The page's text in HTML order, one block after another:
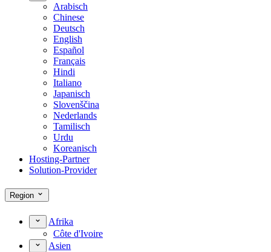
Arabisch
Chinese
Deutsch
English
Español
Français
Hindi
Italiano
Japanisch
Slovenščina
Nederlands
Tamilisch
Urdu
Koreanisch
Hosting-Partner
Solution-Provider
Region
Afrika
Côte d'Ivoire
Asien